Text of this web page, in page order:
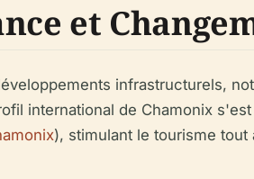
et
infrastructurels,
international de Chamonix
), stimulant le tourisme tout